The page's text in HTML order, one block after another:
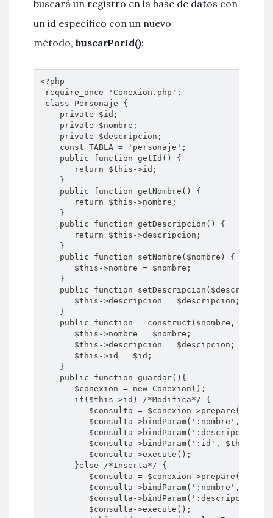
buscará un registro en la base de datos con
un id específico con un nuevo
método, buscarPorId():
<?php
require_once 'Conexion.php';
class Personaje {
    private $id;
    private $nombre;
    private $descripcion;
    const TABLA = 'personaje';
    public function getId() {
       return $this->id;
    }
    public function getNombre() {
       return $this->nombre;
    }
    public function getDescripcion() {
       return $this->descripcion;
    }
    public function setNombre($nombre) {
       $this->nombre = $nombre;
    }
public function
       $this->descripcion = $descripcion;
    }
public function __construct($nombre,
       $this->nombre = $nombre;
       $this->descripcion = $descipcion;
       $this->id = $id;
    }
    public function guardar(){
       $conexion = new Conexion();
       if($this->id) /*Modifica*/ {
$consulta = $conexion-
$consulta->bindParam(':nombre',
$consulta->bindParam(':descripcion',
$consulta->bindParam(':id', $this-
          $consulta->execute();
       }else /*Inserta*/ {
$consulta = $conexion-
$consulta->bindParam(':nombre',
$consulta->bindParam(':descripcion',
          $consulta->execute();